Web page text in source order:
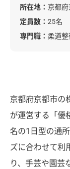
所在地： 京都
定員数： 25名
専門職： 柔道
京都府京都市の
が運営する「優
名の1日型の通
ズに合わせて利
り、手芸や園芸